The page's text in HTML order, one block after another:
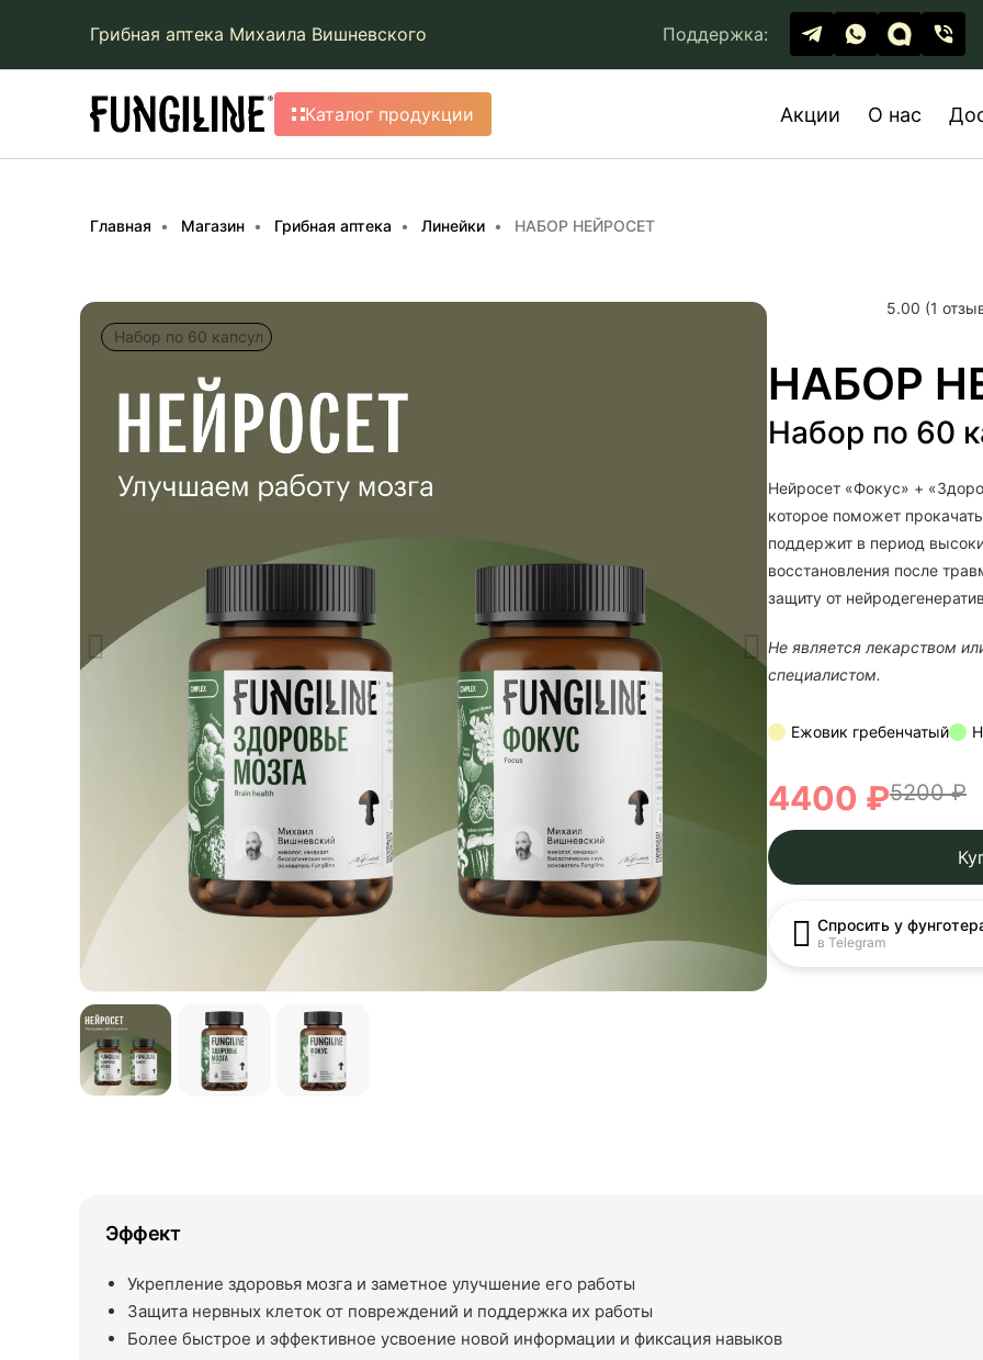
Грибная аптека Михаила Вишневского Поддержка:
Каталог продукции Акции О нас
Главная Магазин Грибная аптека Линейки НАБОР НЕЙРОСЕТ
Набор по 60 капсул
5.00 (1
НАБОР
Набор по 60
Нейросет «Фокус» +
которое поможет
поддержит в период
восстановления после
защиту от
Не является лекарством
специалистом.
Ежовик гребенчатый
4400 ₽5200 ₽
Спросить у
в Telegram
Эффект
Укрепление здоровья мозга и заметное улучшение его работы
Защита нервных клеток от повреждений и поддержка их работы
Более быстрое и эффективное усвоение новой информации и фиксация навыков